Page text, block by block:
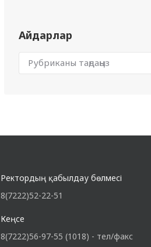
Айдарлар
Ректордың қабылдау бөлмесі
8(7222)52-22-51
Кеңсе
8(7222)56-97-55 (1018) - тел/факс